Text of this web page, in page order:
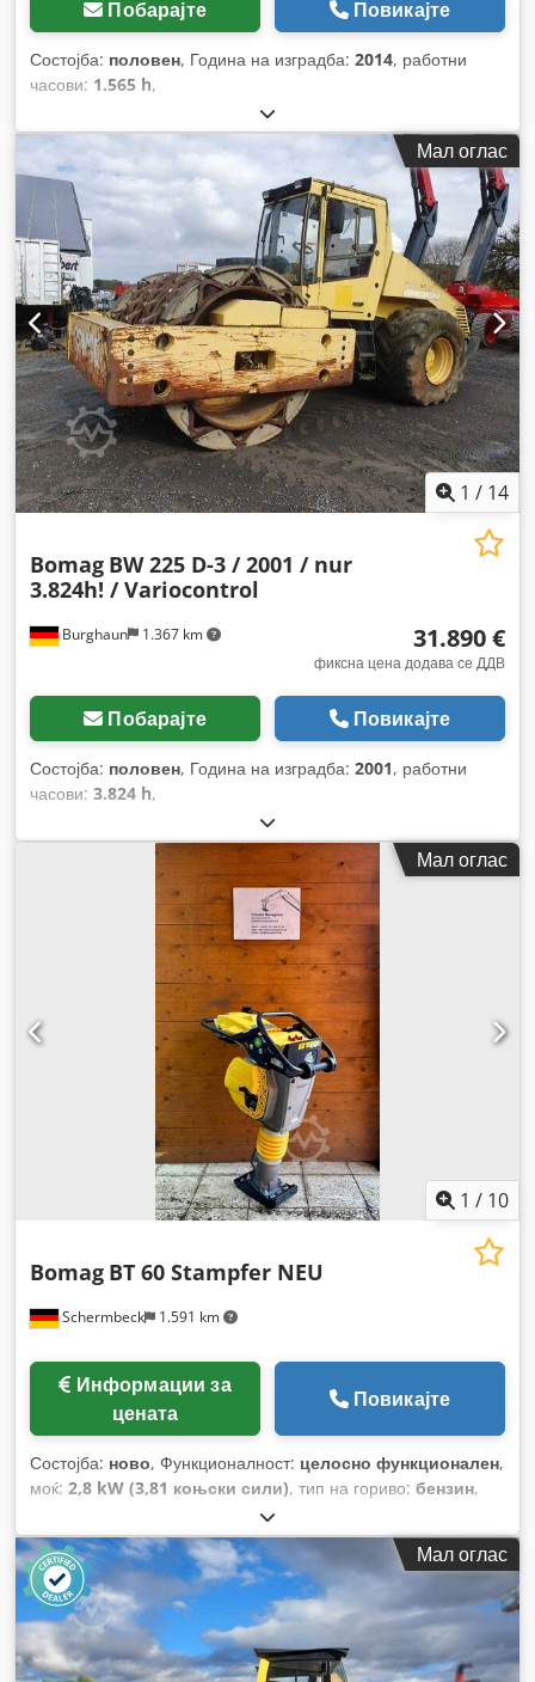
Побарајте Повикајте
Состојба: половен, Година на изградба: 2014, работни
часови: 1.565 h,
Мал оглас
1 / 14
Burghaun 1.367 km
Bomag BW 225 D-3 / 2001 / nur
3.824h! / Variocontrol
31.890 €
фиксна цена додава се ДДВ
Побарајте Повикајте
Состојба: половен, Година на изградба: 2001, работни
часови: 3.824 h,
Мал оглас
1 / 10
Schermbeck 1.591 km
Bomag BT 60 Stampfer NEU
цената
Повикајте
Состојба: ново, Функционалност: целосно функционален,
моќ: 2,8 kW (3,81 коњски сили), тип на гориво: бензин,
, работна тежина:58 кг
2026, Опрема:UVV безбедносна проверка,
Мал оглас